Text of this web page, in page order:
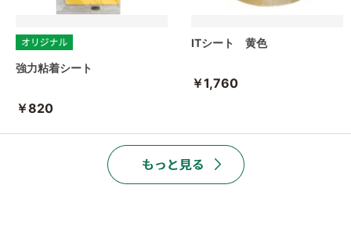
強力粘着シート
￥820
ITシート 黄色
￥1,760